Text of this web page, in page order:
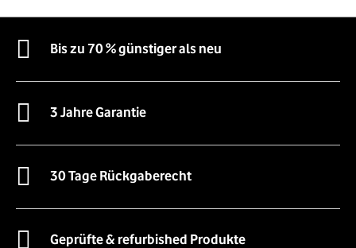
Bis zu 70 % günstiger als neu
3 Jahre Garantie
30 Tage Rückgaberecht
Geprüfte & refurbished Produkte